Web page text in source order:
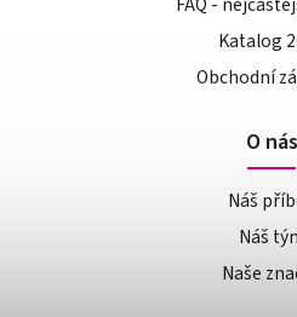
Katalog
Obchodní
O nás
Náš
Náš
Naše